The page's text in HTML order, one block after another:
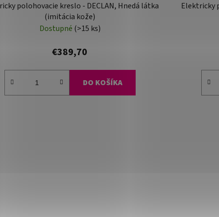
polohovacie kreslo - DECLAN, Hnedá látka
(imitácia kože)
Dostupné (>15 ks)
€389,70
DO KOŠÍKA
Elektricky